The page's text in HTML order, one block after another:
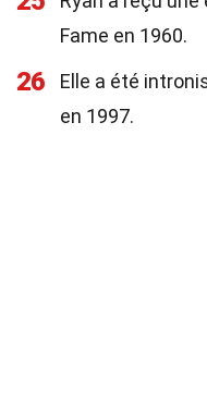
Fame en 1960.
26
Elle a été
en 1997.